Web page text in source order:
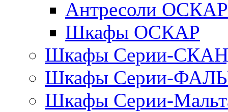
Антресоли ОСКАР
Шкафы ОСКАР
Шкафы Серии-
Шкафы Серии-
Шкафы Серии-